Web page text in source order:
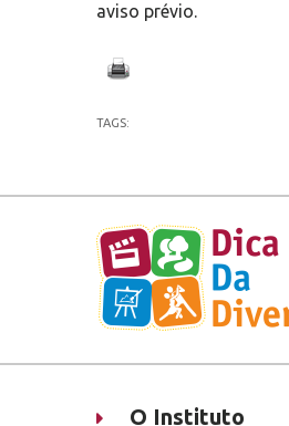
aviso prévio.
TAGS:
O Instituto